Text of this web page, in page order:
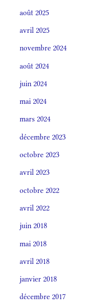
août 2025
avril 2025
novembre 2024
août 2024
juin 2024
mai 2024
mars 2024
décembre 2023
octobre 2023
avril 2023
octobre 2022
avril 2022
juin 2018
mai 2018
avril 2018
janvier 2018
décembre 2017